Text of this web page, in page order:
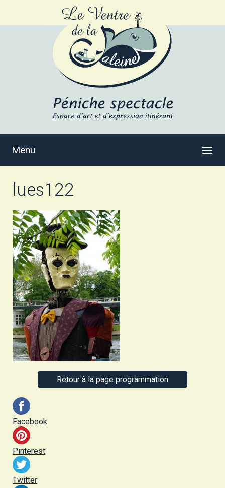
Menu
lues122
Retour à la page programmation
Facebook
Pinterest
Twitter